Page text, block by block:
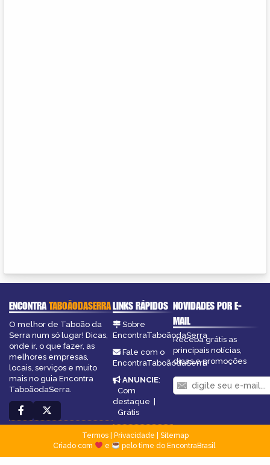
ENCONTRATABOÃODASERRA
O melhor de Taboão da
Serra num só lugar! Dicas,
onde ir, o que fazer, as
melhores empresas,
locais, serviços e muito
mais no guia Encontra
TaboãodaSerra.
LINKS RÁPIDOS
Sobre
EncontraTaboãodaSerra
Fale com o
EncontraTaboãodaSerra
ANUNCIE:
Com
destaque |
Grátis
NOVIDADES POR E-
MAIL
Receba grátis as
principais notícias,
dicas e promoções
Termos| Privacidade
Sitemap
Criado com
e pelo time do EncontraBrasil